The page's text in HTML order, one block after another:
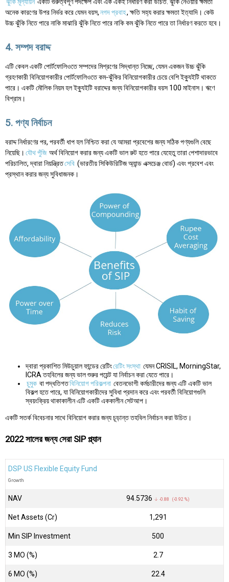
অনেক কারণের উপর নির্ভর করে যেমন বয়স,নগদ প্রবাহ, ক্ষতি সহ্য করার ক্ষমতা ইত্যাদি। কেউ
উচ্চ ঝুঁকি নিতে পারে নাকি মাঝারি ঝুঁকি নিতে পারে নাকি কম ঝুঁকি নিতে পারে তা নির্ধারণ করতে হবে।
4. সম্পদ বরাদ্দ
এটি কেবল একটি পোর্টফোলিওতে সম্পদের মিশ্রণের সিদ্ধান্ত নিচ্ছে, যেমন একজন উচ্চ ঝুঁকি
গ্রহণকারী বিনিয়োগকারীর পোর্টফোলিওতে কম-ঝুঁকির বিনিয়োগকারীর চেয়ে বেশি ইক্যুইটি থাকতে
পারে। একটি মৌলিক নিয়ম হল ইক্যুইটি বরাদ্দের জন্য বিনিয়োগকারীর বয়স 100 মাইনাস। ঋণে
বিশ্রাম।
5. পণ্য নির্বাচন
বরাদ্দ নির্ধারণের পর, পরবর্তী ধাপ হল নিশ্চিত করা যে আমরা প্রবেশের জন্য সঠিক পণ্যগুলি বেছে
নিয়েছি। যৌথ পুঁজি অর্থ বিনিয়োগ করার জন্য একটি ভাল রুট হতে পারে যেহেতু তারা পেশাদারভাবে
পরিচালিত, দ্বারা নিয়ন্ত্রিতসেবি (ভারতীয় সিকিউরিটিজ অ্যান্ড এক্সচেঞ্জ বোর্ড) এবং প্রবেশ এবং
প্রস্থান করার জন্য সুবিধাজনক।
দ্বারা প্রকাশিত মিউচুয়াল ফান্ডের রেটিংরেটিং সংস্থা যেমন CRISIL, MorningStar,
ICRA তহবিলের জন্য ভাল শুরুর পয়েন্ট যা নির্বাচন করা যেতে পারে।
চুমুক বা পদ্ধতিগতবিনিয়োগ পরিকল্পনা বেতনভোগী কর্মচারীদের জন্য এটি একটি ভাল
বিকল্প হতে পারে, যা বিনিয়োগকারীদের সুবিধা প্রদান করে এবং পরবর্তী বিনিয়োগগুলি
স্বয়ংক্রিয় থাকাকালীন এটি একটি এককালীন সেটআপ।
একটি সতর্ক বিবেচনার সাথে বিনিয়োগ করার জন্য চূড়ান্ত তহবিল নির্বাচন করা উচিত।
2022 সালের জন্য সেরা SIP প্ল্যান
DSP US Flexible Equity Fund
Growth
NAV ₹94.5736 ↓ -0.88 (-0.92 %)
Net Assets (Cr) ₹1,291
Min SIP Investment 500
3 MO (%) 2.7
6 MO (%) 22.4